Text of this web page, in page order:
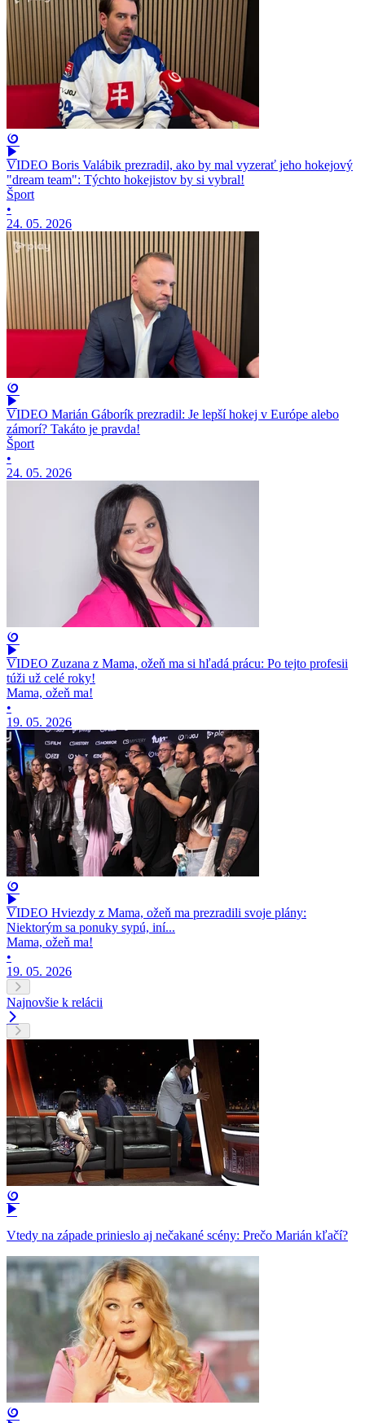
VIDEO Boris Valábik prezradil, ako by mal vyzerať jeho hokejový
"dream team": Týchto hokejistov by si vybral!
Šport
•
24. 05. 2026
VIDEO Marián Gáborík prezradil: Je lepší hokej v Európe alebo
zámorí? Takáto je pravda!
Šport
•
24. 05. 2026
VIDEO Zuzana z Mama, ožeň ma si hľadá prácu: Po tejto profesii
túži už celé roky!
Mama, ožeň ma!
•
19. 05. 2026
VIDEO Hviezdy z Mama, ožeň ma prezradili svoje plány:
Niektorým sa ponuky sypú, iní...
Mama, ožeň ma!
•
19. 05. 2026
Najnovšie k relácii
Vtedy na západe prinieslo aj nečakané scény: Prečo Marián kľačí?